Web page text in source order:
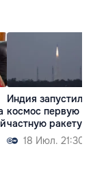
Индия запустила
космос первую
частную ракету
18 Июл. 21:30